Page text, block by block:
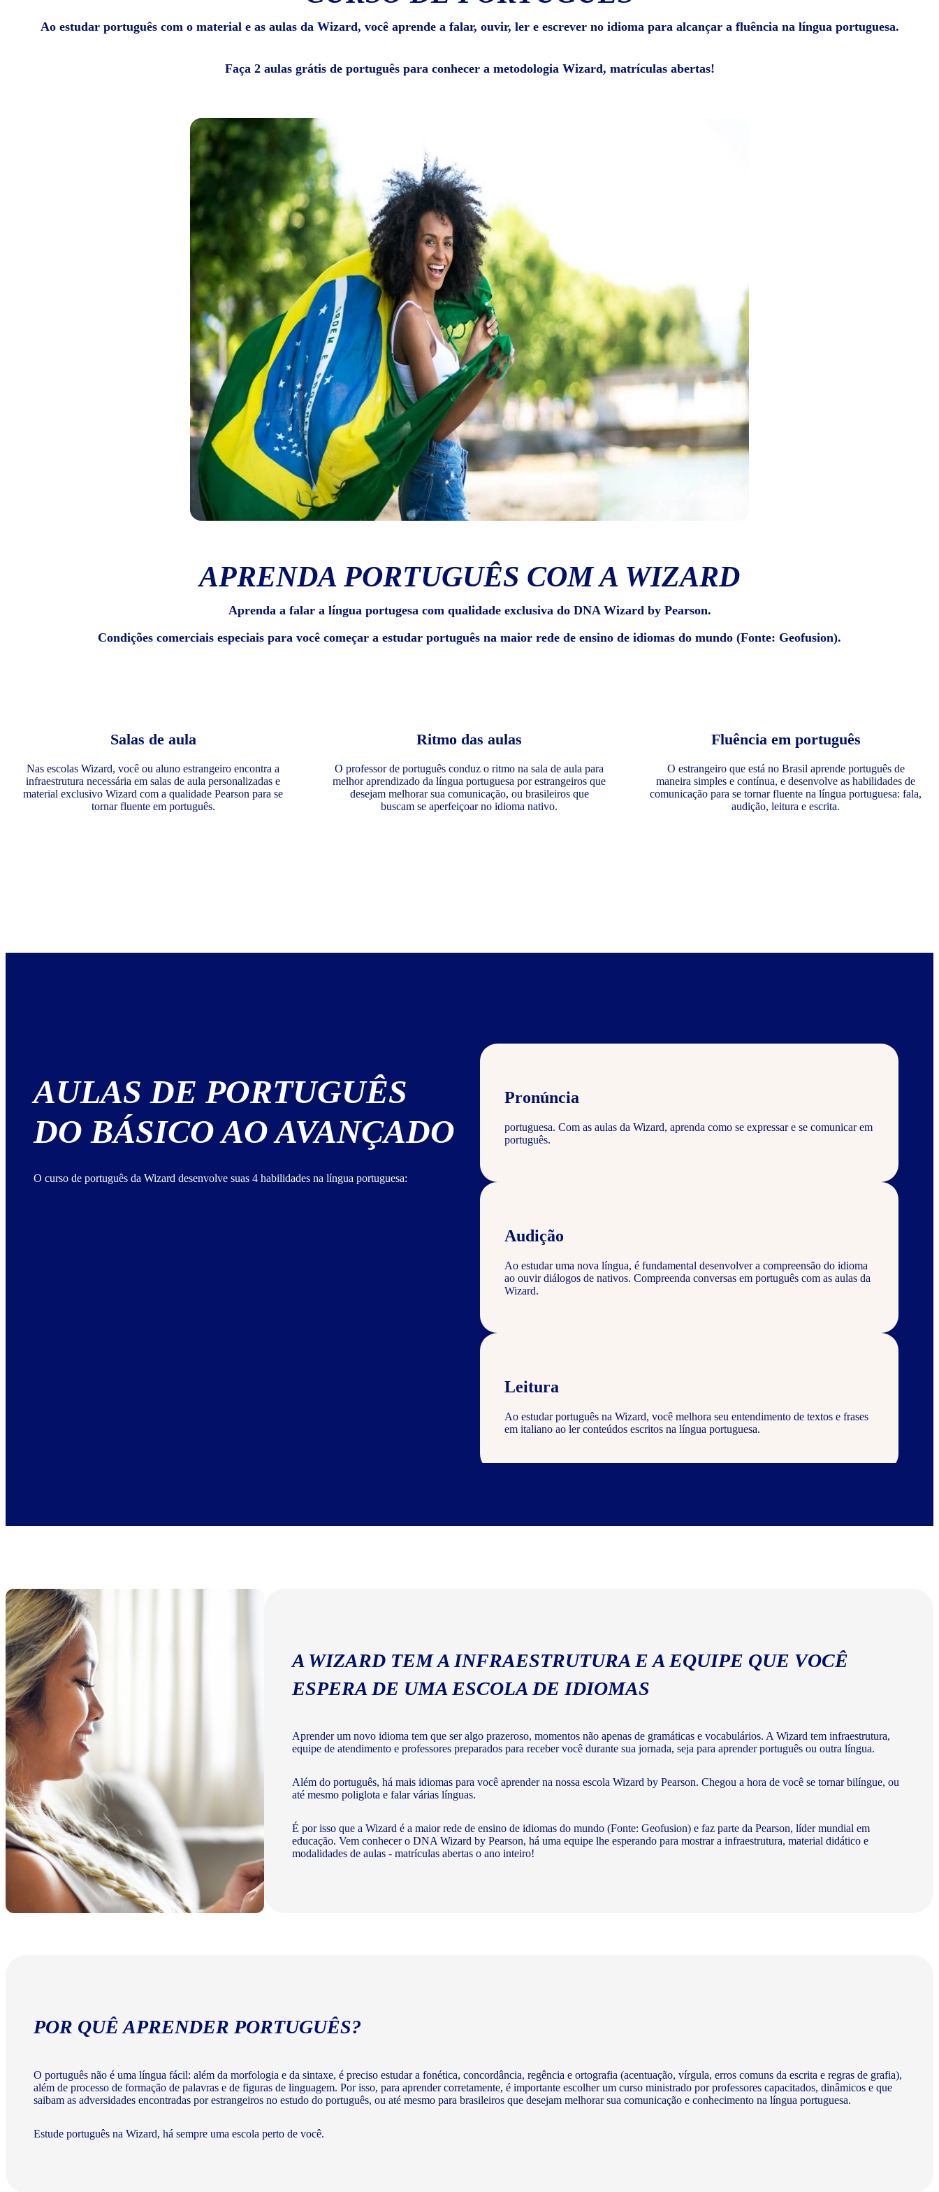
Ao estudar português com o material e as aulas da Wizard, você aprende a falar, ouvir, ler e escrever no idioma para alcançar a fluência na língua portuguesa.
Faça 2 aulas grátis de português para conhecer a metodologia Wizard, matrículas abertas!
APRENDA PORTUGUÊS COM A WIZARD
Aprenda a falar a língua portugesa com qualidade exclusiva do DNA Wizard by Pearson.
Condições comerciais especiais para você começar a estudar português na maior rede de ensino de idiomas do mundo (Fonte: Geofusion).
Salas de aula
Nas escolas Wizard, você ou aluno estrangeiro encontra a
infraestrutura necessária em salas de aula personalizadas e
material exclusivo Wizard com a qualidade Pearson para se
tornar fluente em português.
Ritmo das aulas
O professor de português conduz o ritmo na sala de aula para
melhor aprendizado da língua portuguesa por estrangeiros que
desejam melhorar sua comunicação, ou brasileiros que
buscam se aperfeiçoar no idioma nativo.
Fluência em português
O estrangeiro que está no Brasil aprende português de
maneira simples e contínua, e desenvolve as habilidades de
comunicação para se tornar fluente na língua portuguesa: fala,
audição, leitura e escrita.
AULAS DE PORTUGUÊS
DO BÁSICO AO AVANÇADO
O curso de português da Wizard desenvolve suas 4 habilidades na língua portuguesa:
Pronúncia
portuguesa. Com as aulas da Wizard, aprenda como se expressar e se comunicar em
português.
Audição
Ao estudar uma nova língua, é fundamental desenvolver a compreensão do idioma
ao ouvir diálogos de nativos. Compreenda conversas em português com as aulas da
Wizard.
Leitura
Ao estudar português na Wizard, você melhora seu entendimento de textos e frases
em italiano ao ler conteúdos escritos na língua portuguesa.
Escrita
A WIZARD TEM A INFRAESTRUTURA E A EQUIPE QUE VOCÊ
ESPERA DE UMA ESCOLA DE IDIOMAS
Aprender um novo idioma tem que ser algo prazeroso, momentos não apenas de gramáticas e vocabulários. A Wizard tem infraestrutura,
equipe de atendimento e professores preparados para receber você durante sua jornada, seja para aprender português ou outra língua.
Além do português, há mais idiomas para você aprender na nossa escola Wizard by Pearson. Chegou a hora de você se tornar bilíngue, ou
até mesmo poliglota e falar várias línguas.
É por isso que a Wizard é a maior rede de ensino de idiomas do mundo (Fonte: Geofusion) e faz parte da Pearson, líder mundial em
educação. Vem conhecer o DNA Wizard by Pearson, há uma equipe lhe esperando para mostrar a infraestrutura, material didático e
modalidades de aulas - matrículas abertas o ano inteiro!
POR QUÊ APRENDER PORTUGUÊS?
O português não é uma língua fácil: além da morfologia e da sintaxe, é preciso estudar a fonética, concordância, regência e ortografia (acentuação, vírgula, erros comuns da escrita e regras de grafia),
além de processo de formação de palavras e de figuras de linguagem. Por isso, para aprender corretamente, é importante escolher um curso ministrado por professores capacitados, dinâmicos e que
saibam as adversidades encontradas por estrangeiros no estudo do português, ou até mesmo para brasileiros que desejam melhorar sua comunicação e conhecimento na língua portuguesa.
Estude português na Wizard, há sempre uma escola perto de você.